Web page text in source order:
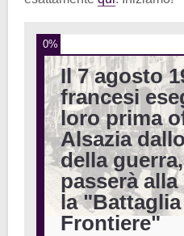
0%
Il 7 agosto
francesi
loro prima
Alsazia
della
passerà
la
Frontiere"